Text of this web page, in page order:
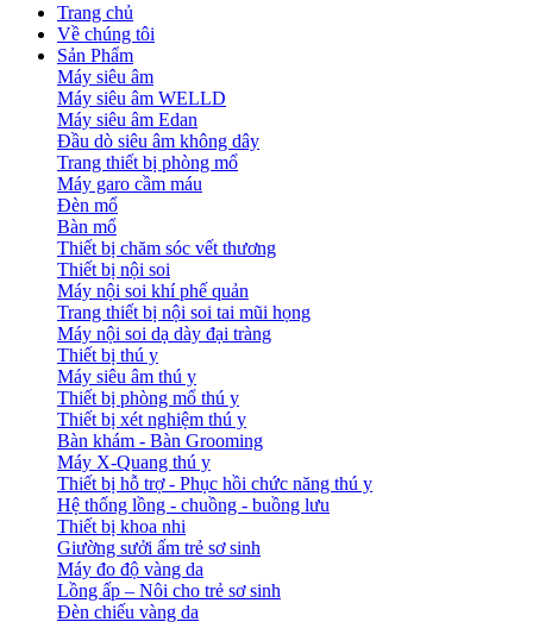
Trang chủ
Về chúng tôi
Sản Phẩm
Máy siêu âm
Máy siêu âm WELLD
Máy siêu âm Edan
Đầu dò siêu âm không dây
Trang thiết bị phòng mổ
Máy garo cầm máu
Đèn mổ
Bàn mổ
Thiết bị chăm sóc vết thương
Thiết bị nội soi
Máy nội soi khí phế quản
Trang thiết bị nội soi tai mũi họng
Máy nội soi dạ dày đại tràng
Thiết bị thú y
Máy siêu âm thú y
Thiết bị phòng mổ thú y
Thiết bị xét nghiệm thú y
Bàn khám - Bàn Grooming
Máy X-Quang thú y
Thiết bị hỗ trợ - Phục hồi chức năng thú y
Hệ thống lồng - chuồng - buồng lưu
Thiết bị khoa nhi
Giường sưởi ấm trẻ sơ sinh
Máy đo độ vàng da
Lồng ấp – Nôi cho trẻ sơ sinh
Đèn chiếu vàng da